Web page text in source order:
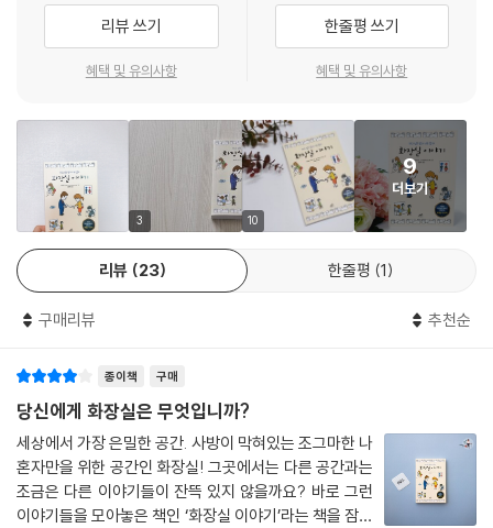
뭐든 받아주는 화장실에서 펼쳐지는 예상치 못한 깨알 반전이 가득합니다.
덕분에 웃음과 재미는 물론 위로와 공감을 한껏 누릴 수 있지요. 때로는 등
골 오싹한 공포와 두려움이 등 뒤를 엄습하기도 합니다만. 오롯이 나만의
보시길 바랍니다.
특유의 독특한 개성이 돋보이는 화장실 이야기
《화장실 이야기》는 31가지의 이야기가 담긴 단편 소설집입니다. 앞서 말
한 ‘반전의 묘미’는 기발한 세계관과 정교한 관찰력으로 인해 효게쓰 아사
미 특유의 독특한 개성이 돋보이는 전개에서 비롯되는데요. 일하다가 잠시
화장실에 갔을 뿐인데 사무실에 들이닥친 인질범을 상대할 최후의 1인이
두 달 만나다가 헤어진 여자 친구의 광기 어린 집착 때문에 화장실에서 절
넷에 접속되어 변기에 앉기만 해도 건강 상태를 확인할 수 있는 ‘3대 변기
혁명 시대’가 도래한 미래를 보여주는 〈IOT〉, 아기를 간절히 원하던 부부
에게 어느 날 갑자기 찾아온 불행과 그토록 바라던 희망이 교차하는 〈두 사
람의 희망〉까지. 코믹, 스릴러, SF, 로맨스를 넘나들며 장르를 종횡무진하
는 ‘화장실에 얽힌 모든 이야기’가 이 책에 담겨 있습니다.
리뷰 쓰기
혜택 및 유의사항
한줄평 쓰기
혜택 및 유의사항
3 10
9
더보기
리뷰 23 한줄평 1
구매리뷰 추천순
종이책 구매
당신에게 화장실은 무엇입니까?
세상에서 가장 은밀한 공간. 사방이 막혀있는 조그마한 나
혼자만을 위한 공간인 화장실! 그곳에서는 다른 공간과는
조금은 다른 이야기들이 잔뜩 있지 않을까요? 바로 그런
이야기들을 모아놓은 책인 ‘화장실 이야기’라는 책을 잠시